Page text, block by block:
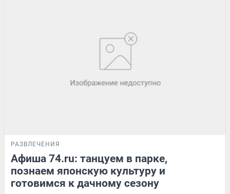
РАЗВЛЕЧЕНИЯ
Афиша 74.ru: танцуем в парке,
познаем японскую культуру и
готовимся к дачному сезону